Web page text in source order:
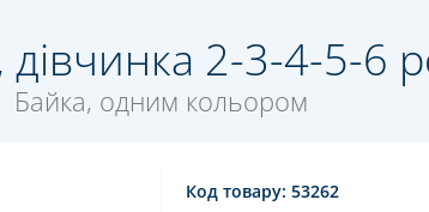
2-3-4-5-6
Байка, одним кольором
Код товару: 53262